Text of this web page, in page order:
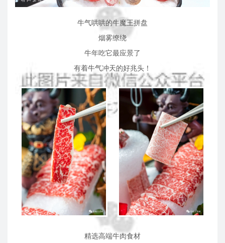
牛气哄哄的牛魔王拼盘
烟雾缭绕
牛年吃它最应景了
有着牛气冲天的好兆头！
精选高端牛肉食材